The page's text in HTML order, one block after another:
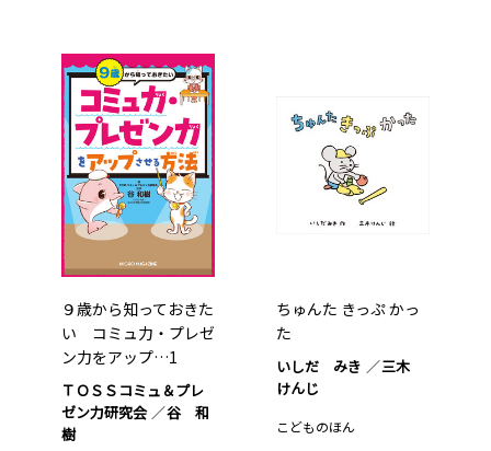
９歳から知っておきた
い コミュ力・プレゼ
ン力をアップ…1
ＴＯＳＳコミュ＆プレ
ゼン力研究会
谷 和
樹
ちゅんた きっぷ かっ
た
いしだ みき
三木
けんじ
こどものほん